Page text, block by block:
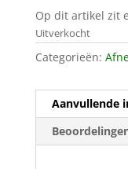
Op dit artikel zit
Uitverkocht
Categorieën:
Aanvullende